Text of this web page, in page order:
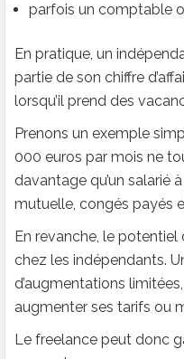
parfois un comptable
En pratique, un
partie de son chiffre
lorsqu’il prend des
Prenons un exemple
000 euros par mois ne
davantage qu’un salarié
mutuelle, congés payés
En revanche, le potentiel
chez les indépendants.
d’augmentations
augmenter ses tarifs ou
Le freelance peut donc